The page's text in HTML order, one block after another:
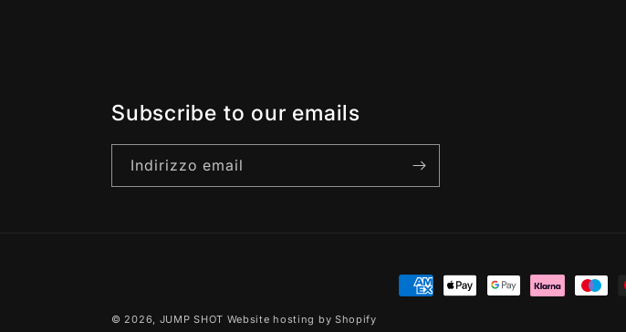
Subscribe to our emails
Indirizzo email
Metodi
© 2026, JUMP SHOT Website hosting by Shopify